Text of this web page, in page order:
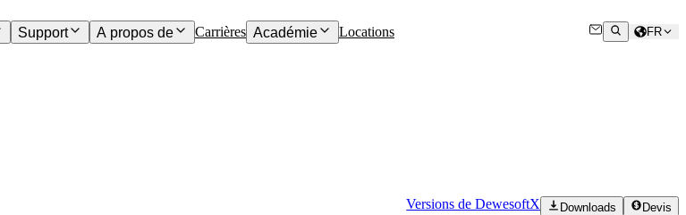
Support A propos de Carrières Académie Locations FR
Versions de DewesoftX Downloads Devis